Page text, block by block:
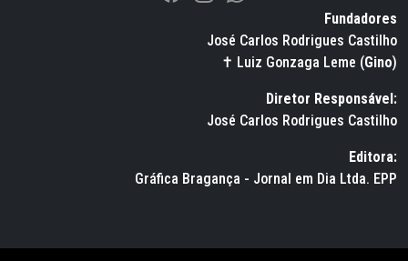
Fundadores
José Carlos Rodrigues Castilho
✝ Luiz Gonzaga Leme (Gino)
Diretor Responsável:
José Carlos Rodrigues Castilho
Editora:
Gráfica Bragança - Jornal em Dia Ltda. EPP